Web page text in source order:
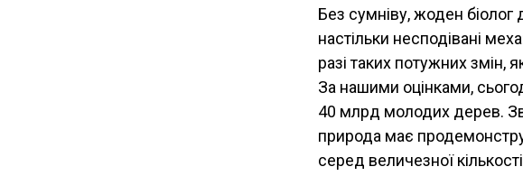
Без сумніву, жоден біолог
настільки несподівані
разі таких потужних змін,
За нашими оцінками,
40 млрд молодих дерев.
природа має
серед величезної